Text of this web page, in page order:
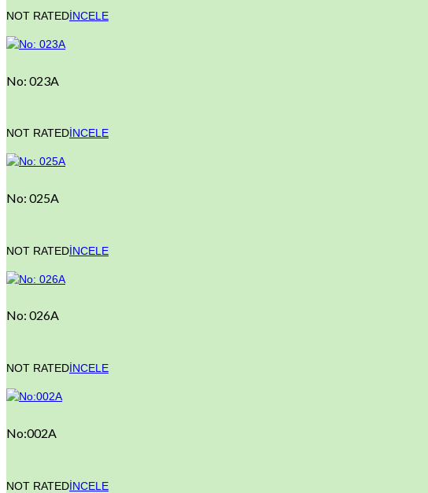
NOT RATEDİNCELE
No: 023A
NOT RATEDİNCELE
No: 025A
NOT RATEDİNCELE
No: 026A
NOT RATEDİNCELE
No:002A
NOT RATEDİNCELE